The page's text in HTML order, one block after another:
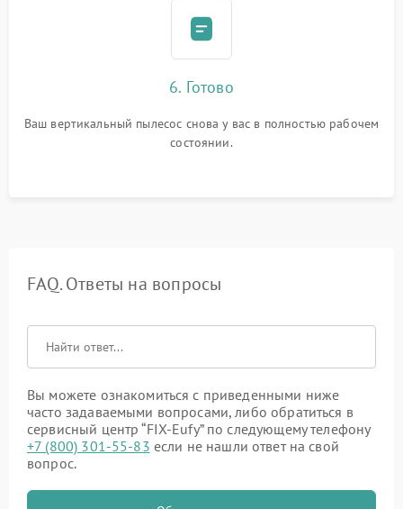
6. Готово
Ваш вертикальный пылесос снова у вас в полностью рабочем
состоянии.
FAQ. Ответы на вопросы
Вы можете ознакомиться с приведенными ниже
часто задаваемыми вопросами, либо обратиться в
сервисный центр “FIX-Eufy” по следующему телефону
+7 (800) 301-55-83 если не нашли ответ на свой
вопрос.